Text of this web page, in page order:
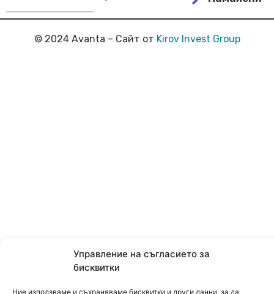
Управление на съгласието за
бисквитки
Ние използваме и съхраняваме бисквитки и други данни, за да
© 2024 Avanta – Сайт от Kirov Invest Group